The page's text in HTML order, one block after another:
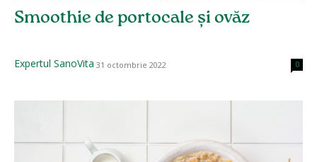
Smoothie de portocale și ovăz
Expertul SanoVita 31 octombrie 2022 0